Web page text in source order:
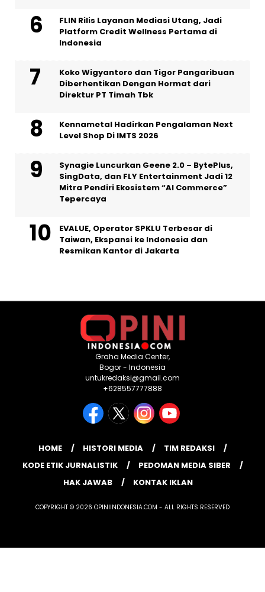
FLIN Rilis Layanan Mediasi Utang, Jadi
Platform Credit Wellness Pertama di
Indonesia
Koko Wigyantoro dan Tigor Pangaribuan
Diberhentikan Dengan Hormat dari
Direktur PT Timah Tbk
Kennametal Hadirkan Pengalaman Next
Level Shop Di IMTS 2026
Synagie Luncurkan Geene 2.0 – BytePlus,
SingData, dan FLY Entertainment Jadi 12
Mitra Pendiri Ekosistem “AI Commerce”
Tepercaya
EVALUE, Operator SPKLU Terbesar di
Taiwan, Ekspansi ke Indonesia dan
Resmikan Kantor di Jakarta
Graha Media Center,
Bogor - Indonesia
untukredaksi@gmail.com
+628557777888
HOME HISTORI MEDIA
TIM REDAKSI
KODE ETIK JURNALISTIK
PEDOMAN MEDIA SIBER
HAK JAWAB
KONTAK IKLAN
COPYRIGHT © 2026 OPINIINDONESIA.COM - ALL RIGHTS RESERVED